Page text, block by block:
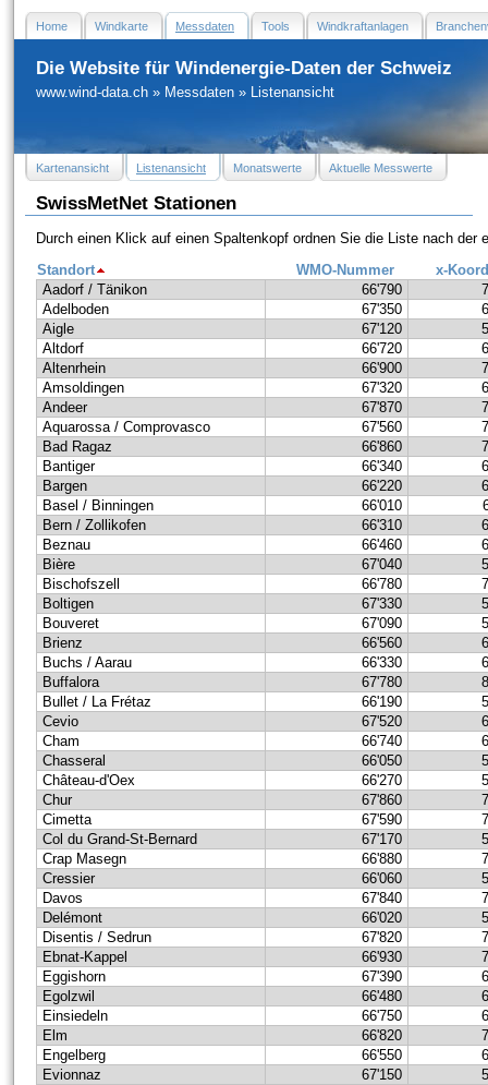
Home Windkarte Messdaten Tools Windkraftanlagen
Die Website für Windenergie-Daten der Schweiz
www.wind-data.ch » Messdaten » Listenansicht
Kartenansicht Listenansicht Monatswerte Aktuelle Messwerte
SwissMetNet Stationen
Durch einen Klick auf einen Spaltenkopf ordnen Sie die Liste nach der
Standort
WMO-Nummer
x-
Aadorf / Tänikon
66'790
Adelboden
67'350
Aigle
67'120
Altdorf
66'720
Altenrhein
66'900
Amsoldingen
67'320
Andeer
67'870
Aquarossa / Comprovasco
67'560
Bad Ragaz
66'860
Bantiger
66'340
Bargen
66'220
Basel / Binningen
66'010
Bern / Zollikofen
66'310
Beznau
66'460
Bière
67'040
Bischofszell
66'780
Boltigen
67'330
Bouveret
67'090
Brienz
66'560
Buchs / Aarau
66'330
Buffalora
67'780
Bullet / La Frétaz
66'190
Cevio
67'520
Cham
66'740
Chasseral
66'050
Château-d'Oex
66'270
Chur
67'860
Cimetta
67'590
Col du Grand-St-Bernard
67'170
Crap Masegn
66'880
Cressier
66'060
Davos
67'840
Delémont
66'020
Disentis / Sedrun
67'820
Ebnat-Kappel
66'930
Eggishorn
67'390
Egolzwil
66'480
Einsiedeln
66'750
Elm
66'820
Engelberg
66'550
Evionnaz
67'150